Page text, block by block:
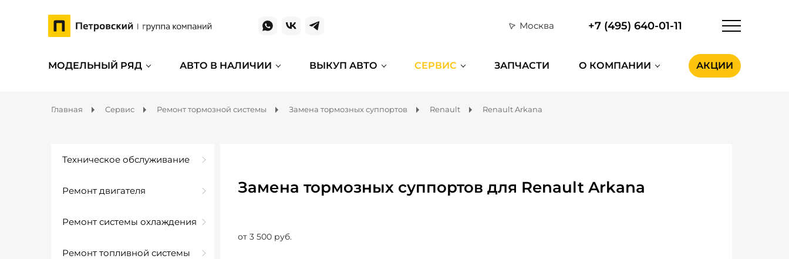
Москва +7 (495) 640-01-11
МОДЕЛЬНЫЙ РЯД АВТО В НАЛИЧИИ ВЫКУП АВТО СЕРВИС ЗАПЧАСТИ О КОМПАНИИ АКЦИИ
Главная Сервис Ремонт тормозной системы Замена тормозных суппортов Renault Renault Arkana
Техническое обслуживание
Ремонт двигателя
Ремонт системы охлаждения
Ремонт топливной системы
Замена тормозных суппортов для Renault Arkana
от 3 500 руб.